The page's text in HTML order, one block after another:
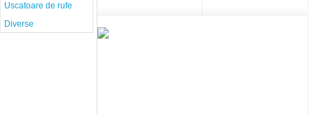
Uscatoare de rufe
Diverse